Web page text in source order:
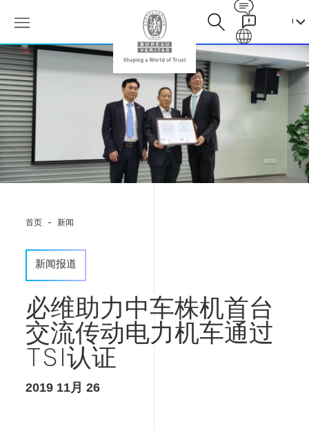
必
维
助
力
中
车
株
机
首
台
首页 新闻
新闻报道
必维助力中车株机首台
交流传动电力机车通过
TSI认证
2019 11月 26